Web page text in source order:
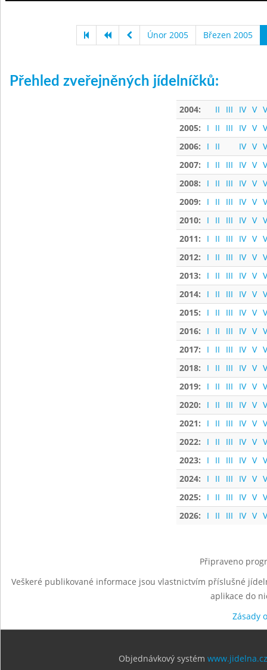
Únor 2005 Březen 2005
Přehled zveřejněných jídelníčků:
2004: II III IV V
2005:
I II III IV V
2006:
I II IV V
2007:
I II III IV V
2008:
I II III IV V
2009:
I II III IV V
2010:
I II III IV V
2011:
I II III IV V
2012:
I II III IV V
2013:
I II III IV V
2014:
I II III IV V
2015:
I II III IV V
2016:
I II III IV V
2017:
I II III IV V
2018:
I II III IV V
2019:
I II III IV V
2020:
I II III IV V
2021:
I II III IV V
2022:
I II III IV V
2023:
I II III IV V
2024:
I II III IV V
2025:
I II III IV V
2026:
I II III IV V
Připraveno
Veškeré publikované informace jsou vlastnictvím příslušné
aplikace do
Zásady
Objednávkový systém www.jidelna.cz